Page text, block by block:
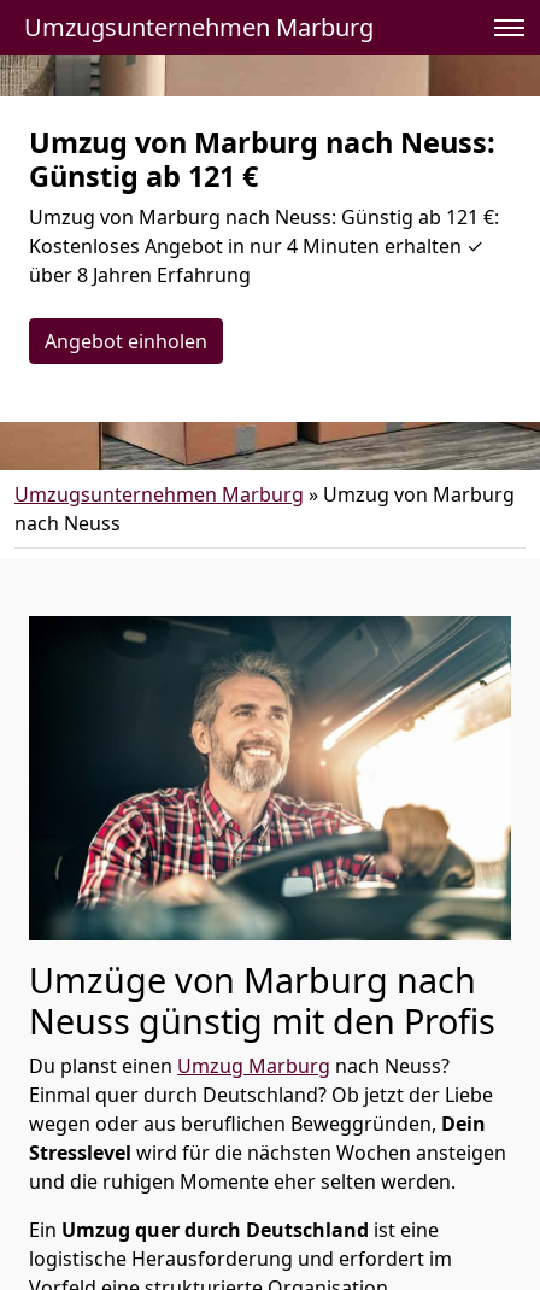
Umzugsunternehmen Marburg
Umzug von Marburg nach Neuss:
Günstig ab 121 €
Umzug von Marburg nach Neuss: Günstig ab 121 €:
Kostenloses Angebot in nur 4 Minuten erhalten ✓
über 8 Jahren Erfahrung
Angebot einholen
Umzugsunternehmen Marburg » Umzug von Marburg
nach Neuss
Umzüge von Marburg nach
Neuss günstig mit den Profis
Du planst einen Umzug Marburg nach Neuss?
Einmal quer durch Deutschland? Ob jetzt der Liebe
wegen oder aus beruflichen Beweggründen, Dein
Stresslevel wird für die nächsten Wochen ansteigen
und die ruhigen Momente eher selten werden.
Ein Umzug quer durch Deutschland ist eine
logistische Herausforderung und erfordert im